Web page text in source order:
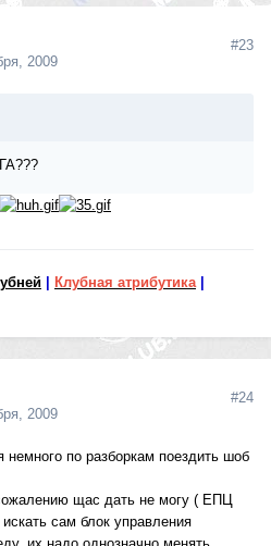
2009
#23
Клубная атрибутика|
2009
#24
немного по разборкам поездить шоб
щас дать не могу ( ЕПЦ
сам блок управления